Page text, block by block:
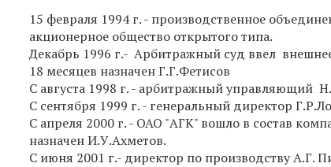
15 февраля 1994 г. - производственное
акционерное общество открытого типа.
Декабрь 1996 г.- Арбитражный суд ввел
18 месяцев назначен Г.Г.Фетисов
С августа 1998 г. - арбитражный управляющий
С сентября 1999 г. - генеральный директор
С апреля 2000 г. - ОАО "АГК" вошло в состав
назначен И.У.Ахметов.
С июня 2001 г.- директор по